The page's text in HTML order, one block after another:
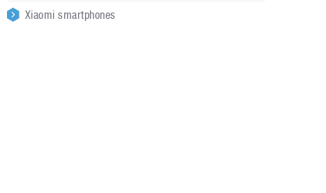
Xiaomi smartphones